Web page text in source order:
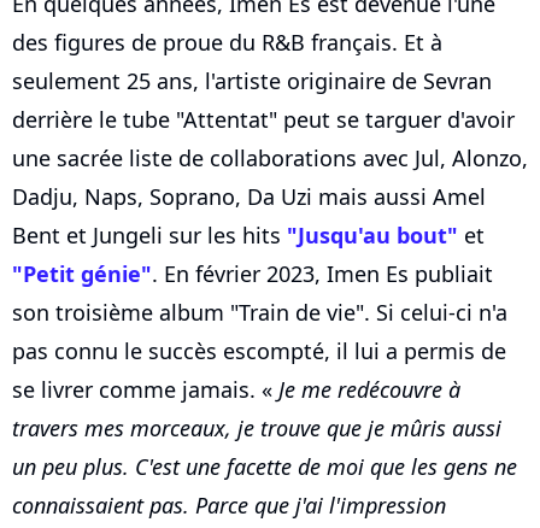
des figures de proue du R&B français. Et à
seulement 25 ans, l'artiste originaire de Sevran
derrière le tube "Attentat" peut se targuer d'avoir
une sacrée liste de collaborations avec Jul, Alonzo,
Dadju, Naps, Soprano, Da Uzi mais aussi Amel
Bent et Jungeli sur les hits "Jusqu'au bout" et
"Petit génie". En février 2023, Imen Es publiait
son troisième album "Train de vie". Si celui-ci n'a
pas connu le succès escompté, il lui a permis de
se livrer comme jamais. « Je me redécouvre à
travers mes morceaux, je trouve que je mûris aussi
un peu plus. C'est une facette de moi que les gens ne
connaissaient pas. Parce que j'ai l'impression